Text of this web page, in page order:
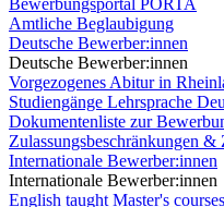
Bewerbungsportal PORTA
Amtliche Beglaubigung
Deutsche Bewerber:innen
Deutsche Bewerber:innen
Vorgezogenes Abitur in
Studiengänge Lehrsprache
Dokumentenliste zur
Zulassungsbeschränkungen &
Internationale Bewerber:innen
Internationale Bewerber:innen
English taught Master's courses